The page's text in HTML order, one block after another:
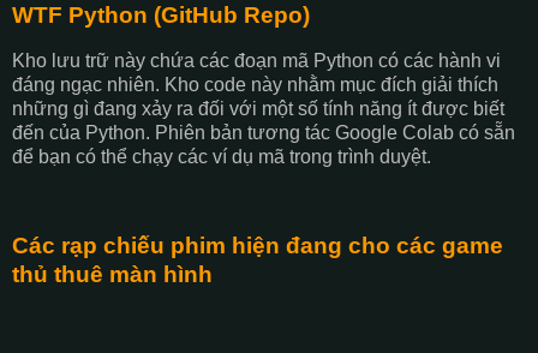
WTF Python (GitHub Repo)
Kho lưu trữ này chứa các đoạn mã Python có các hành vi
đáng ngạc nhiên. Kho code này nhằm mục đích giải thích
những gì đang xảy ra đối với một số tính năng ít được biết
đến của Python. Phiên bản tương tác Google Colab có sẵn
để bạn có thể chạy các ví dụ mã trong trình duyệt.
Các rạp chiếu phim hiện đang cho các game
thủ thuê màn hình